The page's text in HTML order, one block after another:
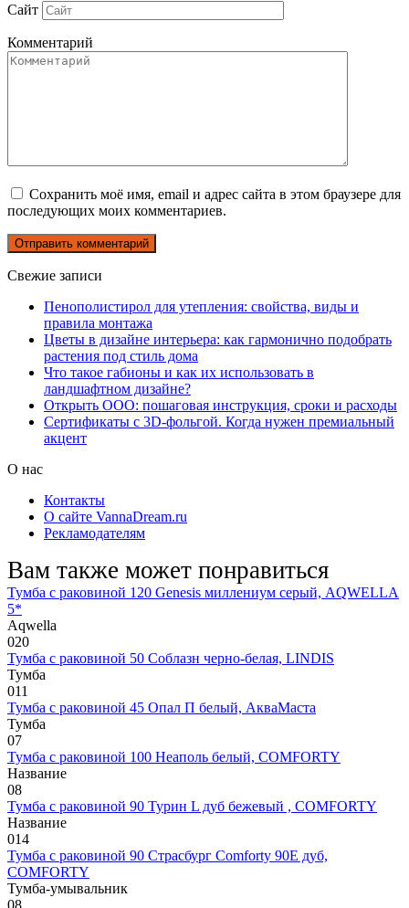
Сайт
Комментарий
Сохранить моё имя, email и адрес сайта в этом браузере для
последующих моих комментариев.
Свежие записи
Пенополистирол для утепления: свойства, виды и
правила монтажа
Цветы в дизайне интерьера: как гармонично подобрать
растения под стиль дома
Что такое габионы и как их использовать в
ландшафтном дизайне?
Открыть ООО: пошаговая инструкция, сроки и расходы
Сертификаты с 3D-фольгой. Когда нужен премиальный
акцент
О нас
Контакты
О сайте VannaDream.ru
Рекламодателям
Вам также может понравиться
Тумба с раковиной 120 Genesis миллениум серый, AQWELLA
5*
Aqwella
020
Тумба с раковиной 50 Соблазн черно-белая, LINDIS
Тумба
011
Тумба с раковиной 45 Опал П белый, АкваМаста
Тумба
07
Тумба с раковиной 100 Неаполь белый, COMFORTY
Название
08
Тумба с раковиной 90 Турин L дуб бежевый , COMFORTY
Название
014
Тумба с раковиной 90 Страсбург Comforty 90E дуб,
COMFORTY
Тумба-умывальник
08